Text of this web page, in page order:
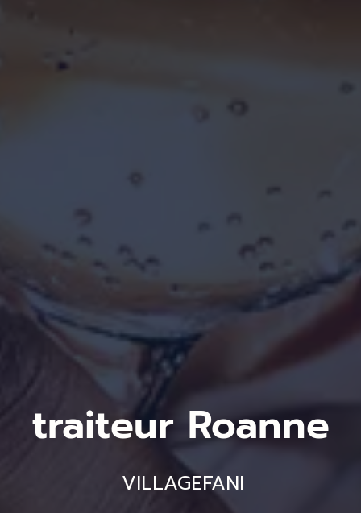
traiteur Roanne
VILLAGEFANI